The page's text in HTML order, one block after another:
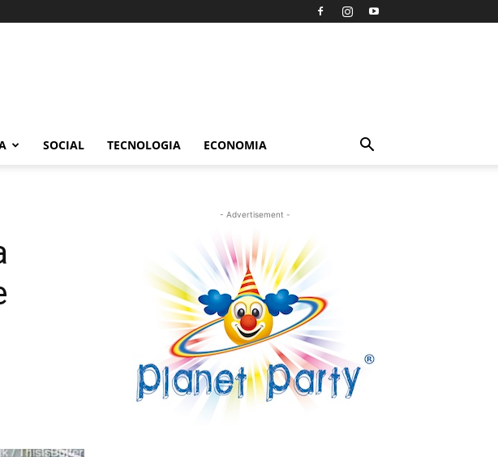
SOCIAL TECNOLOGIA ECONOMIA
- Advertisement -